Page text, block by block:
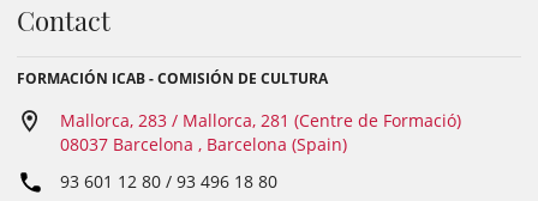
Contact
FORMACIÓN ICAB - COMISIÓN DE CULTURA
Mallorca, 283 / Mallorca, 281 (Centre de Formació)
08037 Barcelona , Barcelona (Spain)
93 601 12 80 / 93 496 18 80